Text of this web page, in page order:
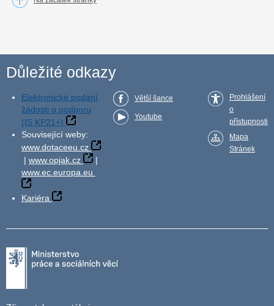
Důležité odkazy
Elektronické podání
žádosti o podporu
(IS KP21+)
Související weby:
www.dotaceeu.cz
| www.opjak.cz
|
www.ec.europa.eu
Kariéra
Větší šance
Youtube
Prohlášení
o
přístupnosti
Mapa
Stránek